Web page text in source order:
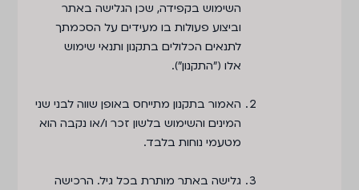
השימוש בקפידה, שכן הגלישה באתר
וביצוע פעולות בו מעידים על הסכמתך
לתנאים הכלולים בתקנון ותנאי שימוש
אלו (״התקנון״).
האמור בתקנון מתייחס באופן שווה לבני שני
המינים והשימוש בלשון זכר ו/או נקבה הוא
מטעמי נוחות בלבד.
גלישה באתר מותרת בכל גיל. הרכישה